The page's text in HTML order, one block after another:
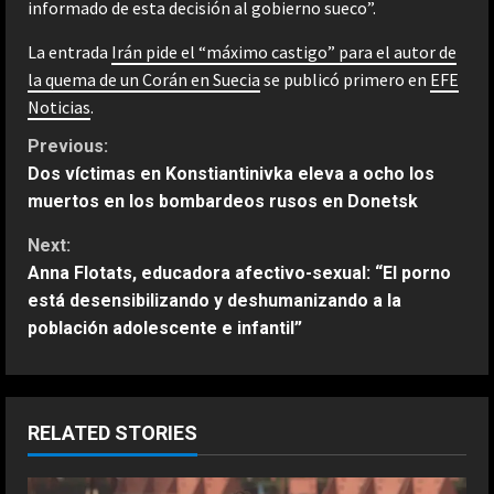
informado de esta decisión al gobierno sueco”.
La entrada Irán pide el “máximo castigo” para el autor de
la quema de un Corán en Suecia se publicó primero en EFE
Noticias.
C
o
n
t
i
n
u
e
Previous:
Dos víctimas en Konstiantinivka eleva a ocho los
muertos en los bombardeos rusos en Donetsk
Next:
Anna Flotats, educadora afectivo-sexual: “El porno
está desensibilizando y deshumanizando a la
población adolescente e infantil”
RELATED STORIES